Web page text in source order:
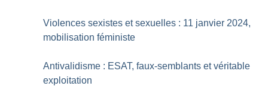
Violences sexistes et sexuelles : 11 janvier 2024,
mobilisation féministe
Antivalidisme : ESAT, faux-semblants et véritable
exploitation